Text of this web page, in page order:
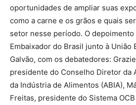
oportunidades de ampliar suas
como a carne e os grãos e quais
setor nesse período. O
Embaixador do Brasil junto à União
Galvão, com os debatedores:
presidente do Conselho Diretor da
da Indústria de Alimentos (ABIA),
Freitas, presidente do Sistema